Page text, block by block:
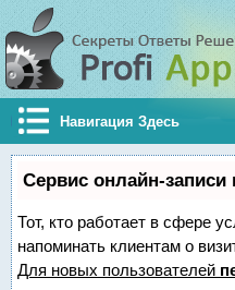
Навигация Здесь
Сервис онлайн-записи
Тот, кто работает в сфере
напоминать клиентам о
Для новых пользователей